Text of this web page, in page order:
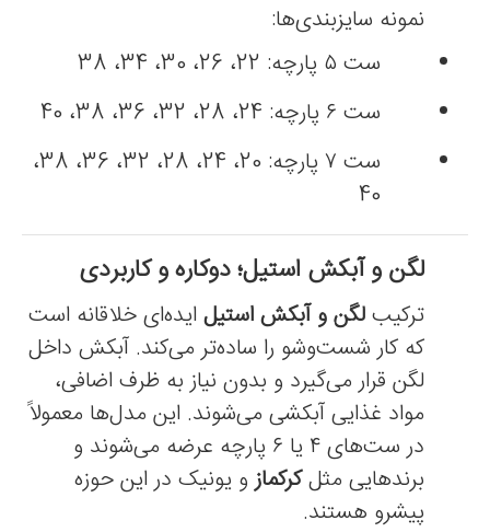
نمونه سایزبندی‌ها:
ست ۵ پارچه: 22، 26، 30، 34، 38
ست ۶ پارچه: 24، 28، 32، 36، 38، 40
ست ۷ پارچه: 20، 24، 28، 32، 36، 38،
40
لگن و آبکش استیل؛ دوکاره و کاربردی
ترکیبلگن و آبکش استیل ایده‌ای خلاقانه است
که کار شست‌وشو را ساده‌تر می‌کند. آبکش داخل
لگن قرار می‌گیرد و بدون نیاز به ظرف اضافی،
مواد غذایی آبکشی می‌شوند. این مدل‌ها معمولاً
در ست‌های ۴ یا ۶ پارچه عرضه می‌شوند و
برندهایی مثلکرکمازو یونیک در این حوزه
پیشرو هستند.